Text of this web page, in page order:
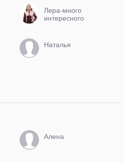
Лера-много
интересного
Наталья
Алена